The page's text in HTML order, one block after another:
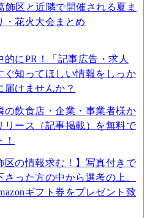
飾区と近隣で開催される夏ま
・花火大会まとめ
的にPR！「記事広告・求人
ぐ知ってほしい情報をしっか
届けませんか？
の飲食店・企業・事業者様か
リース（記事掲載）を無料で
区の情報求む！】写真付きで
さった方の中から選考の上、
ギフト券をプレゼント致